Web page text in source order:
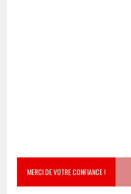
MERCI DE VOTRE CONFIANCE !